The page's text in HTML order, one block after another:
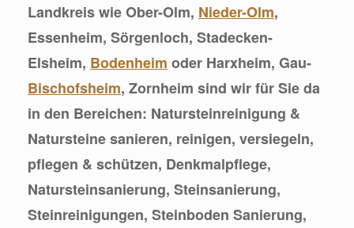
Landkreis wie Ober-Olm, Nieder-Olm,
Essenheim, Sörgenloch, Stadecken-
Elsheim, Bodenheim oder Harxheim, Gau-
Bischofsheim, Zornheim sind wir für Sie da
in den Bereichen: Natursteinreinigung &
Natursteine sanieren, reinigen, versiegeln,
pflegen & schützen, Denkmalpflege,
Natursteinsanierung, Steinsanierung,
Steinreinigungen, Steinboden Sanierung,